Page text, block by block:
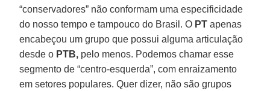
“conservadores” não conformam uma especificidade
do nosso tempo e tampouco do Brasil. O PT apenas
encabeçou um grupo que possui alguma articulação
desde o PTB, pelo menos. Podemos chamar esse
segmento de “centro-esquerda”, com enraizamento
em setores populares. Quer dizer, não são grupos